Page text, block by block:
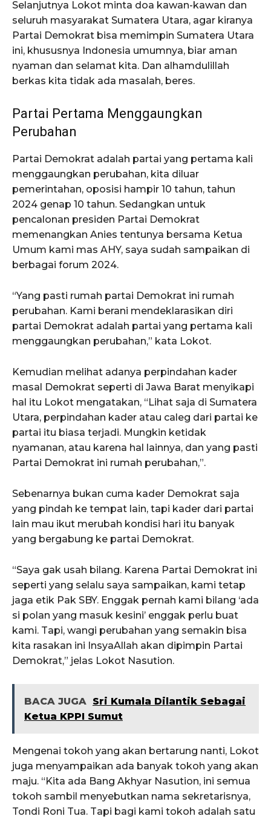
Selanjutnya Lokot minta doa kawan-kawan dan
seluruh masyarakat Sumatera Utara, agar kiranya
Partai Demokrat bisa memimpin Sumatera Utara
ini, khususnya Indonesia umumnya, biar aman
nyaman dan selamat kita. Dan alhamdulillah
berkas kita tidak ada masalah, beres.
Partai Pertama Menggaungkan
Perubahan
Partai Demokrat adalah partai yang pertama kali
menggaungkan perubahan, kita diluar
pemerintahan, oposisi hampir 10 tahun, tahun
2024 genap 10 tahun. Sedangkan untuk
pencalonan presiden Partai Demokrat
memenangkan Anies tentunya bersama Ketua
Umum kami mas AHY, saya sudah sampaikan di
berbagai forum 2024.
“Yang pasti rumah partai Demokrat ini rumah
perubahan. Kami berani mendeklarasikan diri
partai Demokrat adalah partai yang pertama kali
menggaungkan perubahan,” kata Lokot.
Kemudian melihat adanya perpindahan kader
masal Demokrat seperti di Jawa Barat menyikapi
hal itu Lokot mengatakan, “Lihat saja di Sumatera
Utara, perpindahan kader atau caleg dari partai ke
partai itu biasa terjadi. Mungkin ketidak
nyamanan, atau karena hal lainnya, dan yang pasti
Partai Demokrat ini rumah perubahan,”.
Sebenarnya bukan cuma kader Demokrat saja
yang pindah ke tempat lain, tapi kader dari partai
lain mau ikut merubah kondisi hari itu banyak
yang bergabung ke partai Demokrat.
“Saya gak usah bilang. Karena Partai Demokrat ini
seperti yang selalu saya sampaikan, kami tetap
jaga etik Pak SBY. Enggak pernah kami bilang ‘ada
si polan yang masuk kesini’ enggak perlu buat
kami. Tapi, wangi perubahan yang semakin bisa
kita rasakan ini InsyaAllah akan dipimpin Partai
Demokrat,” jelas Lokot Nasution.
BACA JUGA
Sri Kumala Dilantik Sebagai
Ketua KPPI Sumut
Mengenai tokoh yang akan bertarung nanti, Lokot
juga menyampaikan ada banyak tokoh yang akan
maju. “Kita ada Bang Akhyar Nasution, ini semua
tokoh sambil menyebutkan nama sekretarisnya,
Tondi Roni Tua. Tapi bagi kami tokoh adalah satu